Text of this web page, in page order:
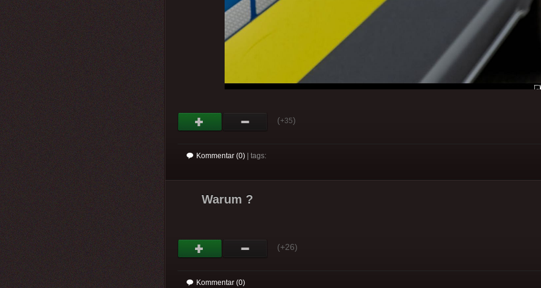
(+35)
Kommentar (0) | tags:
Warum ?
(+26)
Kommentar (0)